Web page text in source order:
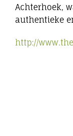
Achterhoek,
authentieke
http://